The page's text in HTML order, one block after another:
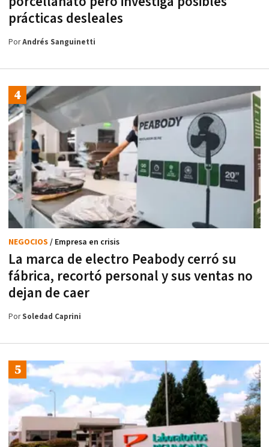
prácticas desleales
PorAndrés Sanguinetti
La marca de electro Peabody cerró su
fábrica, recortó personal y sus ventas no
dejan de caer
NEGOCIOS / Empresa en crisis
PorSoledad Caprini